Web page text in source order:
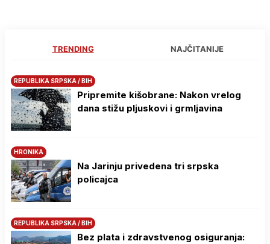
TRENDING NAJČITANIJE
REPUBLIKA SRPSKA / BIH
Pripremite kišobrane: Nakon vrelog
dana stižu pljuskovi i grmljavina
HRONIKA
Na Јarinju privedena tri srpska
policajca
REPUBLIKA SRPSKA / BIH
Bez plata i zdravstvenog osiguranja: